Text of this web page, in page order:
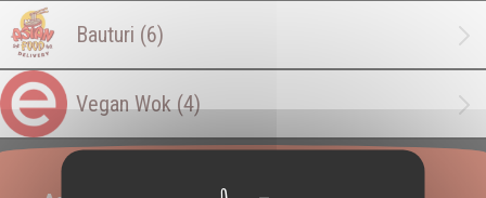
Bauturi (6)
Vegan Wok(4)